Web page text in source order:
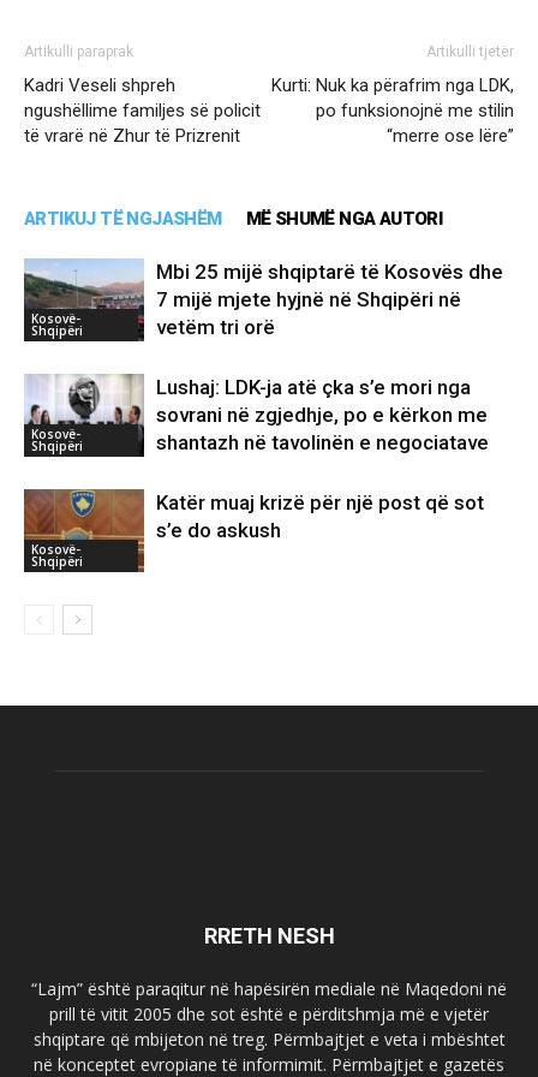
Artikulli paraprak
Kadri Veseli shpreh
ngushëllime familjes së policit
të vrarë në Zhur të Prizrenit
Artikulli tjetër
Kurti: Nuk ka përafrim nga LDK,
po funksionojnë me stilin
“merre ose lëre”
ARTIKUJ TË NGJASHËM MË SHUMË NGA AUTORI
Kosovë-
Shqipëri
Mbi 25 mijë shqiptarë të Kosovës dhe
7 mijë mjete hyjnë në Shqipëri në
vetëm tri orë
Kosovë-
Shqipëri
Lushaj: LDK-ja atë çka s’e mori nga
sovrani në zgjedhje, po e kërkon me
shantazh në tavolinën e negociatave
Kosovë-
Shqipëri
Katër muaj krizë për një post që sot
s’e do askush
RRETH NESH
“Lajm” është paraqitur në hapësirën mediale në Maqedoni në
prill të vitit 2005 dhe sot është e përditshmja më e vjetër
shqiptare që mbijeton në treg. Përmbajtjet e veta i mbështet
në konceptet evropiane të informimit. Përmbajtjet e gazetës